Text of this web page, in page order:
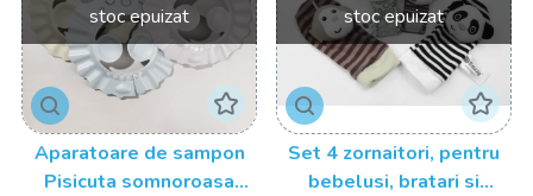
stoc epuizat
Aparatoare de sampon
Pisicuta somnoroasa
stoc epuizat
Set 4 zornaitori, pentru
bebelusi, bratari si